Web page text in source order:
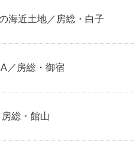
海近土地／房総・白子
／房総・御宿
総・館山